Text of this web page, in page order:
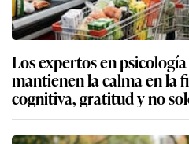
Los expertos en
mantienen la calma en la
cognitiva, gratitud y no